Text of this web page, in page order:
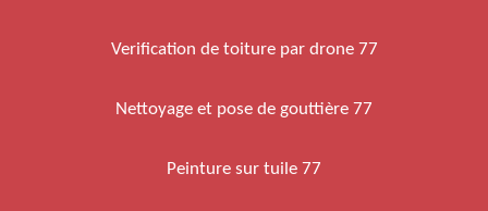
Verification de toiture par drone 77
Nettoyage et pose de gouttière 77
Peinture sur tuile 77